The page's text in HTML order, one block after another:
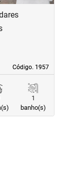
Código. 1957
Código. 1957
1
banho(s)